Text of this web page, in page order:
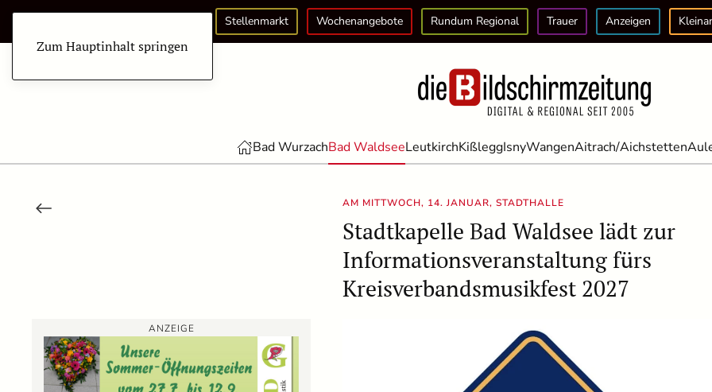
Zum Hauptinhalt springen
Stellenmarkt Wochenangebote Rundum Regional Trauer Anzeigen
Bad WurzachBad WaldseeLeutkirchKißleggIsnyWangenAitrach/Aichstetten
AM MITTWOCH, 14. JANUAR, STADTHALLE
Stadtkapelle Bad Waldsee lädt zur
Informationsveranstaltung fürs
Kreisverbandsmusikfest 2027
ANZEIGE